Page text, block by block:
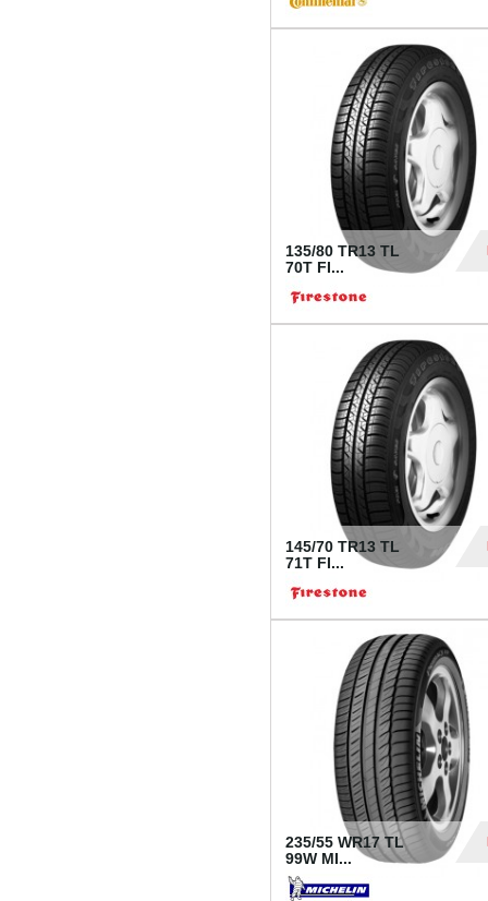
135/80 TR13 TL
70T FI...
145/70 TR13 TL
71T FI...
235/55 WR17 TL
99W MI...